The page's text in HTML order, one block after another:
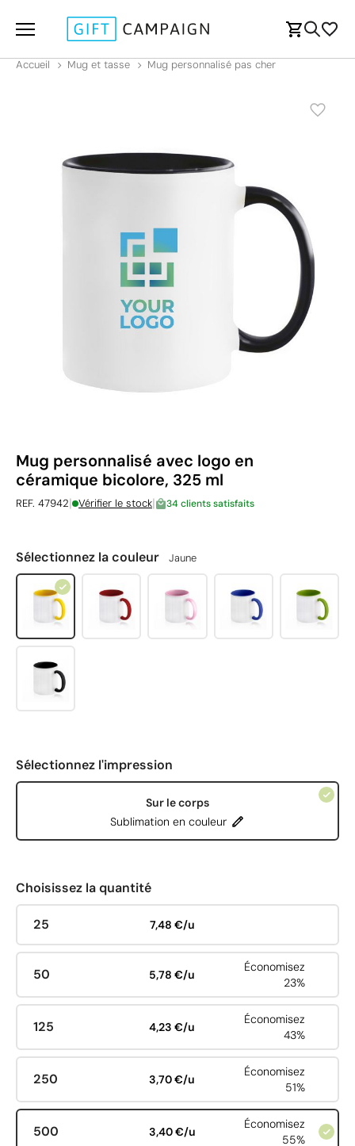
Accueil Mug et tasse Mug personnalisé pas cher
Mug personnalisé avec logo en
céramique bicolore, 325 ml
REF. 47942| Vérifier le stock| 34 clients satisfaits
Sélectionnez la couleur Jaune
Sélectionnez l'impression
Sur le corps
Sublimation en couleur
Choisissez la quantité
25 7,48 €/u
50 5,78 €/u
Économisez
23%
125 4,23 €/u
Économisez
43%
250 3,70 €/u
Économisez
51%
500 3,40 €/u
Économisez
55%